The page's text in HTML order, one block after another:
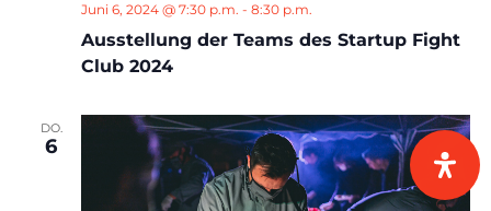
Ausstellung der Teams des Startup Fight
Club 2024
Juni 6, 2024 @ 7:30 p.m. - 8:30 p.m.
DO.
6